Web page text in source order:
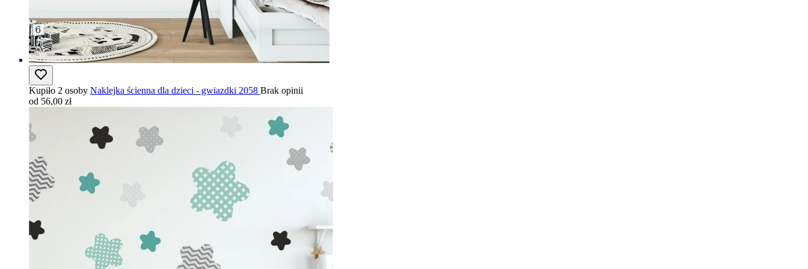
Kupiło 2 osoby Naklejka ścienna dla dzieci - gwiazdki 2058 Brak opinii
od 56,00 zł